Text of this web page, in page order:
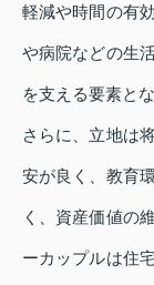
軽減や時間の有
や病院などの生
を支える要素とな
さらに、立地は
安が良く、教育
く、資産価値の
ーカップルは住